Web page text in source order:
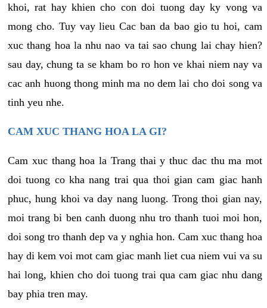
khoi, rat hay khien cho con doi tuong day ky vong va
mong cho. Tuy vay lieu Cac ban da bao gio tu hoi, cam
xuc thang hoa la nhu nao va tai sao chung lai chay hien?
sau day, chung ta se kham bo ro hon ve khai niem nay va
cac anh huong thong minh ma no dem lai cho doi song va
tinh yeu nhe.
CAM XUC THANG HOA LA GI?
Cam xuc thang hoa la Trang thai y thuc dac thu ma mot
doi tuong co kha nang trai qua thoi gian cam giac hanh
phuc, hung khoi va day nang luong. Trong thoi gian nay,
moi trang bi ben canh duong nhu tro thanh tuoi moi hon,
doi song tro thanh dep va y nghia hon. Cam xuc thang hoa
hay di kem voi mot cam giac manh liet cua niem vui va su
hai long, khien cho doi tuong trai qua cam giac nhu dang
bay phia tren may.